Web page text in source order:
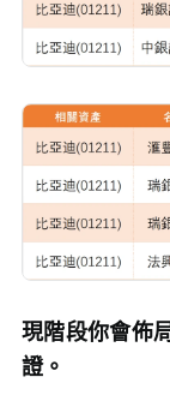
現階段你會佈
證。